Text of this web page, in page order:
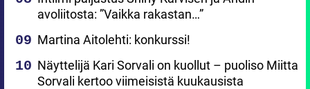
avoliitosta: ”Vaikka rakastan…”
Martina Aitolehti: konkurssi!
Näyttelijä Kari Sorvali on kuollut – puoliso Miitta
Sorvali kertoo viimeisistä kuukausista